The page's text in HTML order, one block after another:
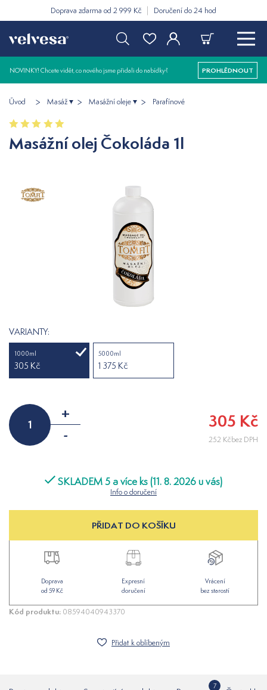
Doprava zdarma od 2 999 Kč Doručení do 24 hod
NOVINKY! Chcete vidět, co nového jsme přidali do nabídky? PROHLÉDNOUT
Úvod Masáž Masážní oleje Parafínové
Masážní olej Čokoláda 1l
VARIANTY:
1000ml
305 Kč
5000ml
1 375 Kč
+
-
305 Kč
252 Kčbez DPH
SKLADEM 5 a více ks (11. 8. 2026 u vás)
Info o doručení
PŘIDAT DO KOŠÍKU
Doprava
od 59 Kč
Expresní
doručení
Vrácení
bez starostí
Kód produktu: 08594040943370
Přidat k oblíbeným
7